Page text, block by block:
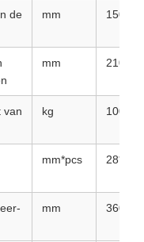
de
mm
mm 2100
van
kg 10000
mm*pcs 28*7
mm 3600